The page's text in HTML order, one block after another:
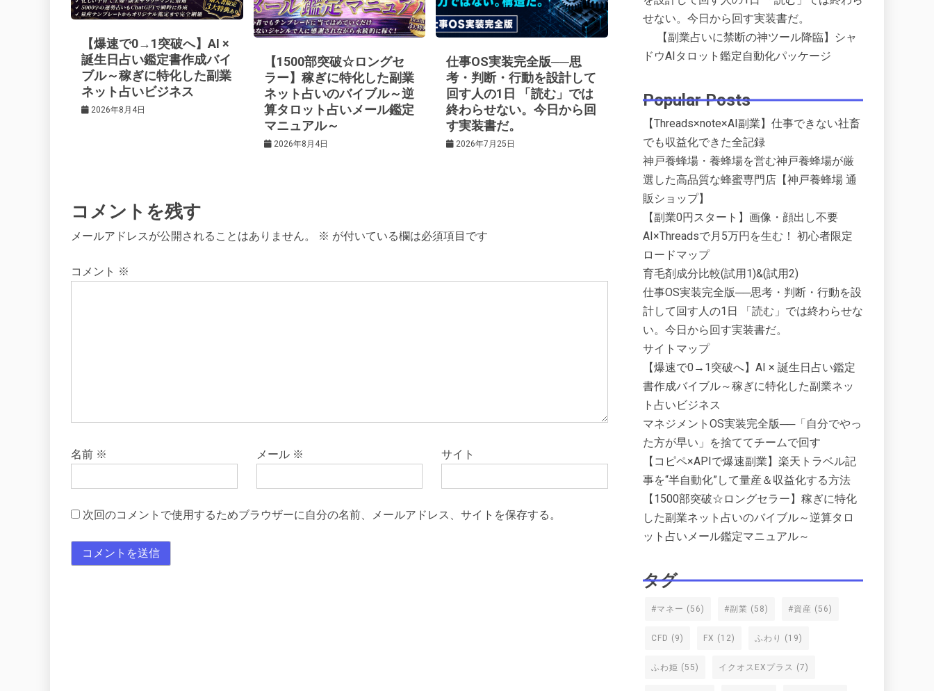
ー
シ
ョ
【爆速で0→1突破へ】AI ×
誕生日占い鑑定書作成バイ
ブル～稼ぎに特化した副業
ネット占いビジネス
2026年8月4日
【1500部突破☆ロングセ
ラー】稼ぎに特化した副業
ネット占いのバイブル～逆
算タロット占いメール鑑定
マニュアル～
2026年8月4日
仕事OS実装完全版──思
考・判断・行動を設計して
回す人の1日 「読む」では
終わらせない。今日から回
す実装書だ。
2026年7月25日
コメントを残す
メールアドレスが公開されることはありません。 ※ が付いている欄は必須項目です
コメント ※
名前 ※ メール ※ サイト
次回のコメントで使用するためブラウザーに自分の名前、メールアドレス、サイトを保存する。
せない。今日から回す実装書だ。
【副業占いに禁断の神ツール降臨】シャ
ドウAIタロット鑑定自動化パッケージ
Popular Posts
【Threads×note×AI副業】仕事できない社畜
でも収益化できた全記録
神戸養蜂場・養蜂場を営む神戸養蜂場が厳
選した高品質な蜂蜜専門店【神戸養蜂場 通
販ショップ】
【副業0円スタート】画像・顔出し不要
AI×Threadsで月5万円を生む！ 初心者限定
ロードマップ
育毛剤成分比較(試用1)&(試用2)
仕事OS実装完全版──思考・判断・行動を設
計して回す人の1日 「読む」では終わらせな
い。今日から回す実装書だ。
サイトマップ
【爆速で0→1突破へ】AI × 誕生日占い鑑定
書作成バイブル～稼ぎに特化した副業ネッ
ト占いビジネス
マネジメントOS実装完全版──「自分でやっ
た方が早い」を捨ててチームで回す
【コピペ×APIで爆速副業】楽天トラベル記
事を“半自動化”して量産＆収益化する方法
【1500部突破☆ロングセラー】稼ぎに特化
した副業ネット占いのバイブル～逆算タロ
ット占いメール鑑定マニュアル～
タグ
#マネー (56) #副業 (58) #資産 (56)
CFD (9) FX (12) ふわり (19)
ふわ姫 (55) イクオスEXプラス (7)